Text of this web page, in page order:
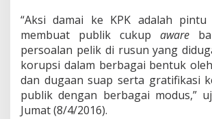
i
D
a
m
a
i
k
“Aksi damai ke KPK adalah
membuat publik cukup aware
persoalan pelik di rusun yang
korupsi dalam berbagai bentuk
dan dugaan suap serta gratifikasi
publik dengan berbagai modus,”
Jumat (8/4/2016).